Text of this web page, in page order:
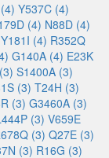
Y537C (4)
(4) N88D (4)
Y181I (4) R352Q
G140A (4) E23K
S1400A (3)
(3) T24H (3)
(3) G3460A (3)
(3) V659E
(3) Q27E (3)
(3) R16G (3)